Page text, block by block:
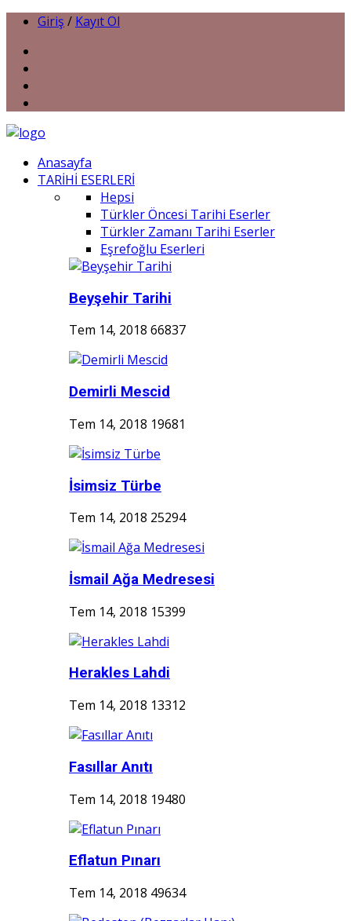
Giriş / Kayıt Ol
Anasayfa
TARİHİ ESERLERİ
Hepsi
Türkler Öncesi Tarihi Eserler
Türkler Zamanı Tarihi Eserler
Eşrefoğlu Eserleri
Beyşehir Tarihi
Tem 14, 2018 66837
Demirli Mescid
Tem 14, 2018 19681
İsimsiz Türbe
Tem 14, 2018 25294
İsmail Ağa Medresesi
Tem 14, 2018 15399
Herakles Lahdi
Tem 14, 2018 13312
Fasıllar Anıtı
Tem 14, 2018 19480
Eflatun Pınarı
Tem 14, 2018 49634